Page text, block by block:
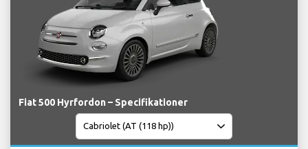
Fiat 500 Hyrfordon – Specifikationer